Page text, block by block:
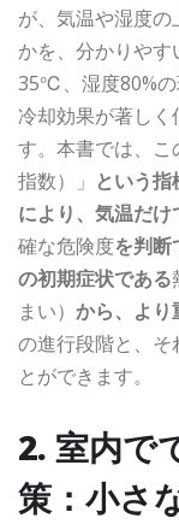
が、気温や湿度
かを、分かりやす
35℃、湿度80%の
冷却効果が著しく
す。本書では、
指数）」 という
により、気温だ
確な危険度を判断
の初期症状である
まい） から、より
の進行段階と、そ
とができます。
2. 室内で
策：小さ